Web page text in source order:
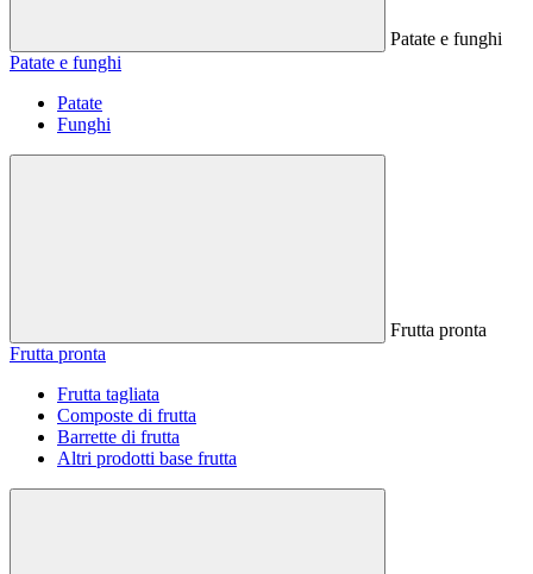
Patate e funghi
Patate e funghi
Patate
Funghi
Frutta pronta
Frutta pronta
Frutta tagliata
Composte di frutta
Barrette di frutta
Altri prodotti base frutta